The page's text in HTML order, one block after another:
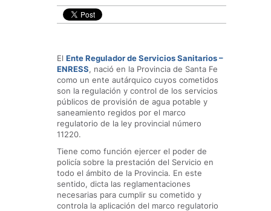
El Ente Regulador de Servicios Sanitarios –
ENRESS, nació en la Provincia de Santa Fe
como un ente autárquico cuyos cometidos
son la regulación y control de los servicios
públicos de provisión de agua potable y
saneamiento regidos por el marco
regulatorio de la ley provincial número
11220.
Tiene como función ejercer el poder de
policía sobre la prestación del Servicio en
todo el ámbito de la Provincia. En este
sentido, dicta las reglamentaciones
necesarias para cumplir su cometido y
controla la aplicación del marco regulatorio